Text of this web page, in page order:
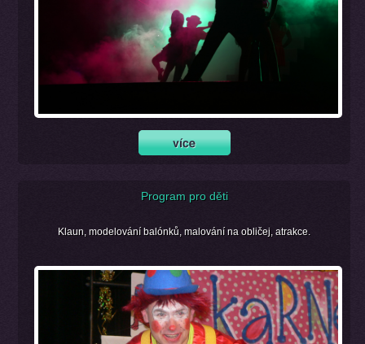
Program pro děti
Klaun, modelování balónků, malování na obličej, atrakce.